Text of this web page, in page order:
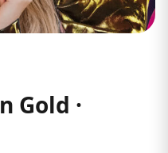
Gold ·